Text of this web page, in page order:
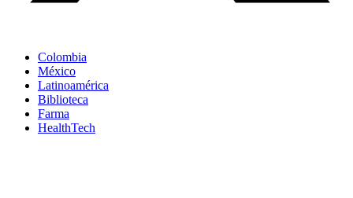
Colombia
México
Latinoamérica
Biblioteca
Farma
HealthTech